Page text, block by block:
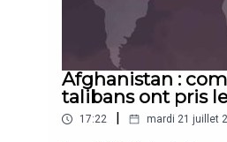
Afghanistan :
talibans ont pris
17:22 mardi 21 juillet